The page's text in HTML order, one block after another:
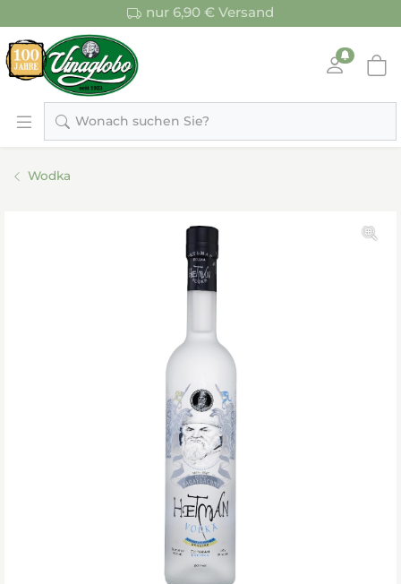
nur 6,90 € Versand
Wonach suchen Sie?
Wodka